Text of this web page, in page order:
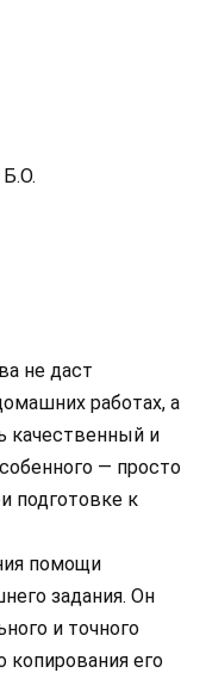
не даст
работах, а
качественный и
— просто
подготовке к
помощи
задания. Он
и точного
копирования его